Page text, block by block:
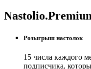
Розыгрыш настолок
15 числа каждого
подписчика,